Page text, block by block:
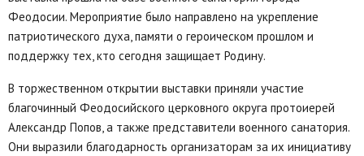
Феодосии. Мероприятие было направлено на укрепление
патриотического духа, памяти о героическом прошлом и
поддержку тех, кто сегодня защищает Родину.
В торжественном открытии выставки приняли участие
благочинный Феодосийского церковного округа протоиерей
Александр Попов, а также представители военного санатория.
Они выразили благодарность организаторам за их инициативу